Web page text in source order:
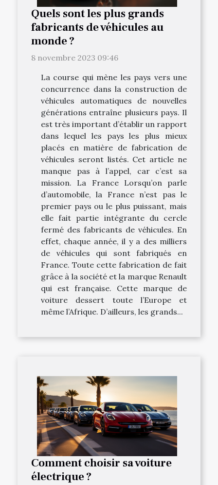
Quels sont les plus grands
fabricants de véhicules au
monde ?
8 novembre 2023 09:46
La course qui mène les pays vers une
concurrence dans la construction de
véhicules automatiques de nouvelles
générations entraîne plusieurs pays. Il
est très important d’établir un rapport
dans lequel les pays les plus mieux
placés en matière de fabrication de
véhicules seront listés. Cet article ne
manque pas à l’appel, car c’est sa
mission. La France Lorsqu’on parle
d’automobile, la France n’est pas le
premier pays ou le plus puissant, mais
elle fait partie intégrante du cercle
fermé des fabricants de véhicules. En
effet, chaque année, il y a des milliers
de véhicules qui sont fabriqués en
France. Toute cette fabrication de fait
grâce à la société et la marque Renault
qui est française. Cette marque de
voiture dessert toute l’Europe et
même l’Afrique. D’ailleurs, les grands...
Comment choisir sa voiture
électrique ?